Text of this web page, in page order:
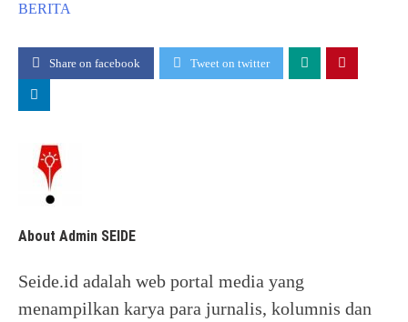
BERITA
Share on facebook Tweet on twitter
About Admin SEIDE
Seide.id adalah web portal media yang
menampilkan karya para jurnalis, kolumnis dan